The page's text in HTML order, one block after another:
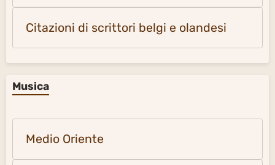
Citazioni di scrittori belgi e olandesi
Musica
Medio Oriente